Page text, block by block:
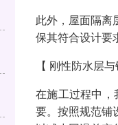
此外，屋面隔离
保其符合设计要
【 刚性防水层
在施工过程中
要。按照规范铺